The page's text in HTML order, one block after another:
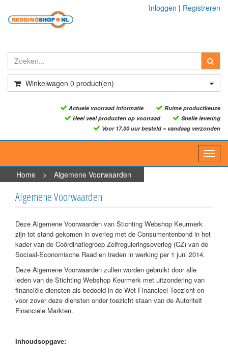
Inloggen | Registreren
Winkelwagen 0 product(en)
Actuele voorraad informatie
Ruime productkeuze
Heel veel producten op voorraad
Snelle levering
Voor 17.00 uur besteld = vandaag verzonden
Home
> Algemene Voorwaarden
Algemene Voorwaarden
Deze Algemene Voorwaarden van Stichting Webshop Keurmerk
zijn tot stand gekomen in overleg met de Consumentenbond in het
kader van de Coördinatiegroep Zelfreguleringsoverleg (CZ) van de
Sociaal-Economische Raad en treden in werking per 1 juni 2014.
Deze Algemene Voorwaarden zullen worden gebruikt door alle
leden van de Stichting Webshop Keurmerk met uitzondering van
financiële diensten als bedoeld in de Wet Financieel Toezicht en
voor zover deze diensten onder toezicht staan van de Autoriteit
Financiële Markten.
Inhoudsopgave: